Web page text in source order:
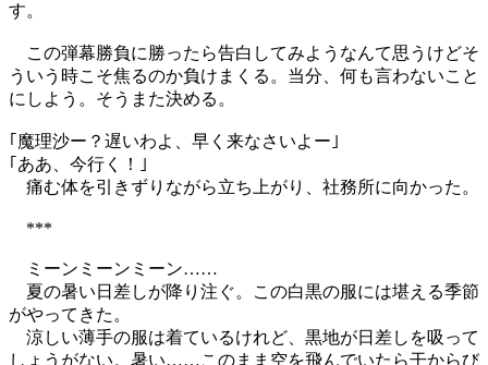
す。
この弾幕勝負に勝ったら告白してみようなんて思うけどそ
ういう時こそ焦るのか負けまくる。当分、何も言わないこと
にしよう。そうまた決める。
｢魔理沙ー？遅いわよ、早く来なさいよー｣
｢ああ、今行く！｣
痛む体を引きずりながら立ち上がり、社務所に向かった。
***
ミーンミーンミーン……
夏の暑い日差しが降り注ぐ。この白黒の服には堪える季節
がやってきた。
涼しい薄手の服は着ているけれど、黒地が日差しを吸って
しょうがない。暑い……このまま空を飛んでいたら干からび